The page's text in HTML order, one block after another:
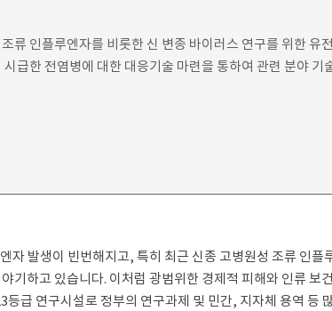
류 인플루엔자를 비롯한 신 변종 바이러스 연구를 위한
시급한 전염병에 대한 대응기술 마련을 통하여 관련 분야
자 발생이 빈번해지고, 특히 최근 신종 고병원성 조류 인
기하고 있습니다. 이처럼 광범위한 경제적 피해와 인류
급 연구시설로 정부의 연구과제 및 민간, 지자체 용역 등